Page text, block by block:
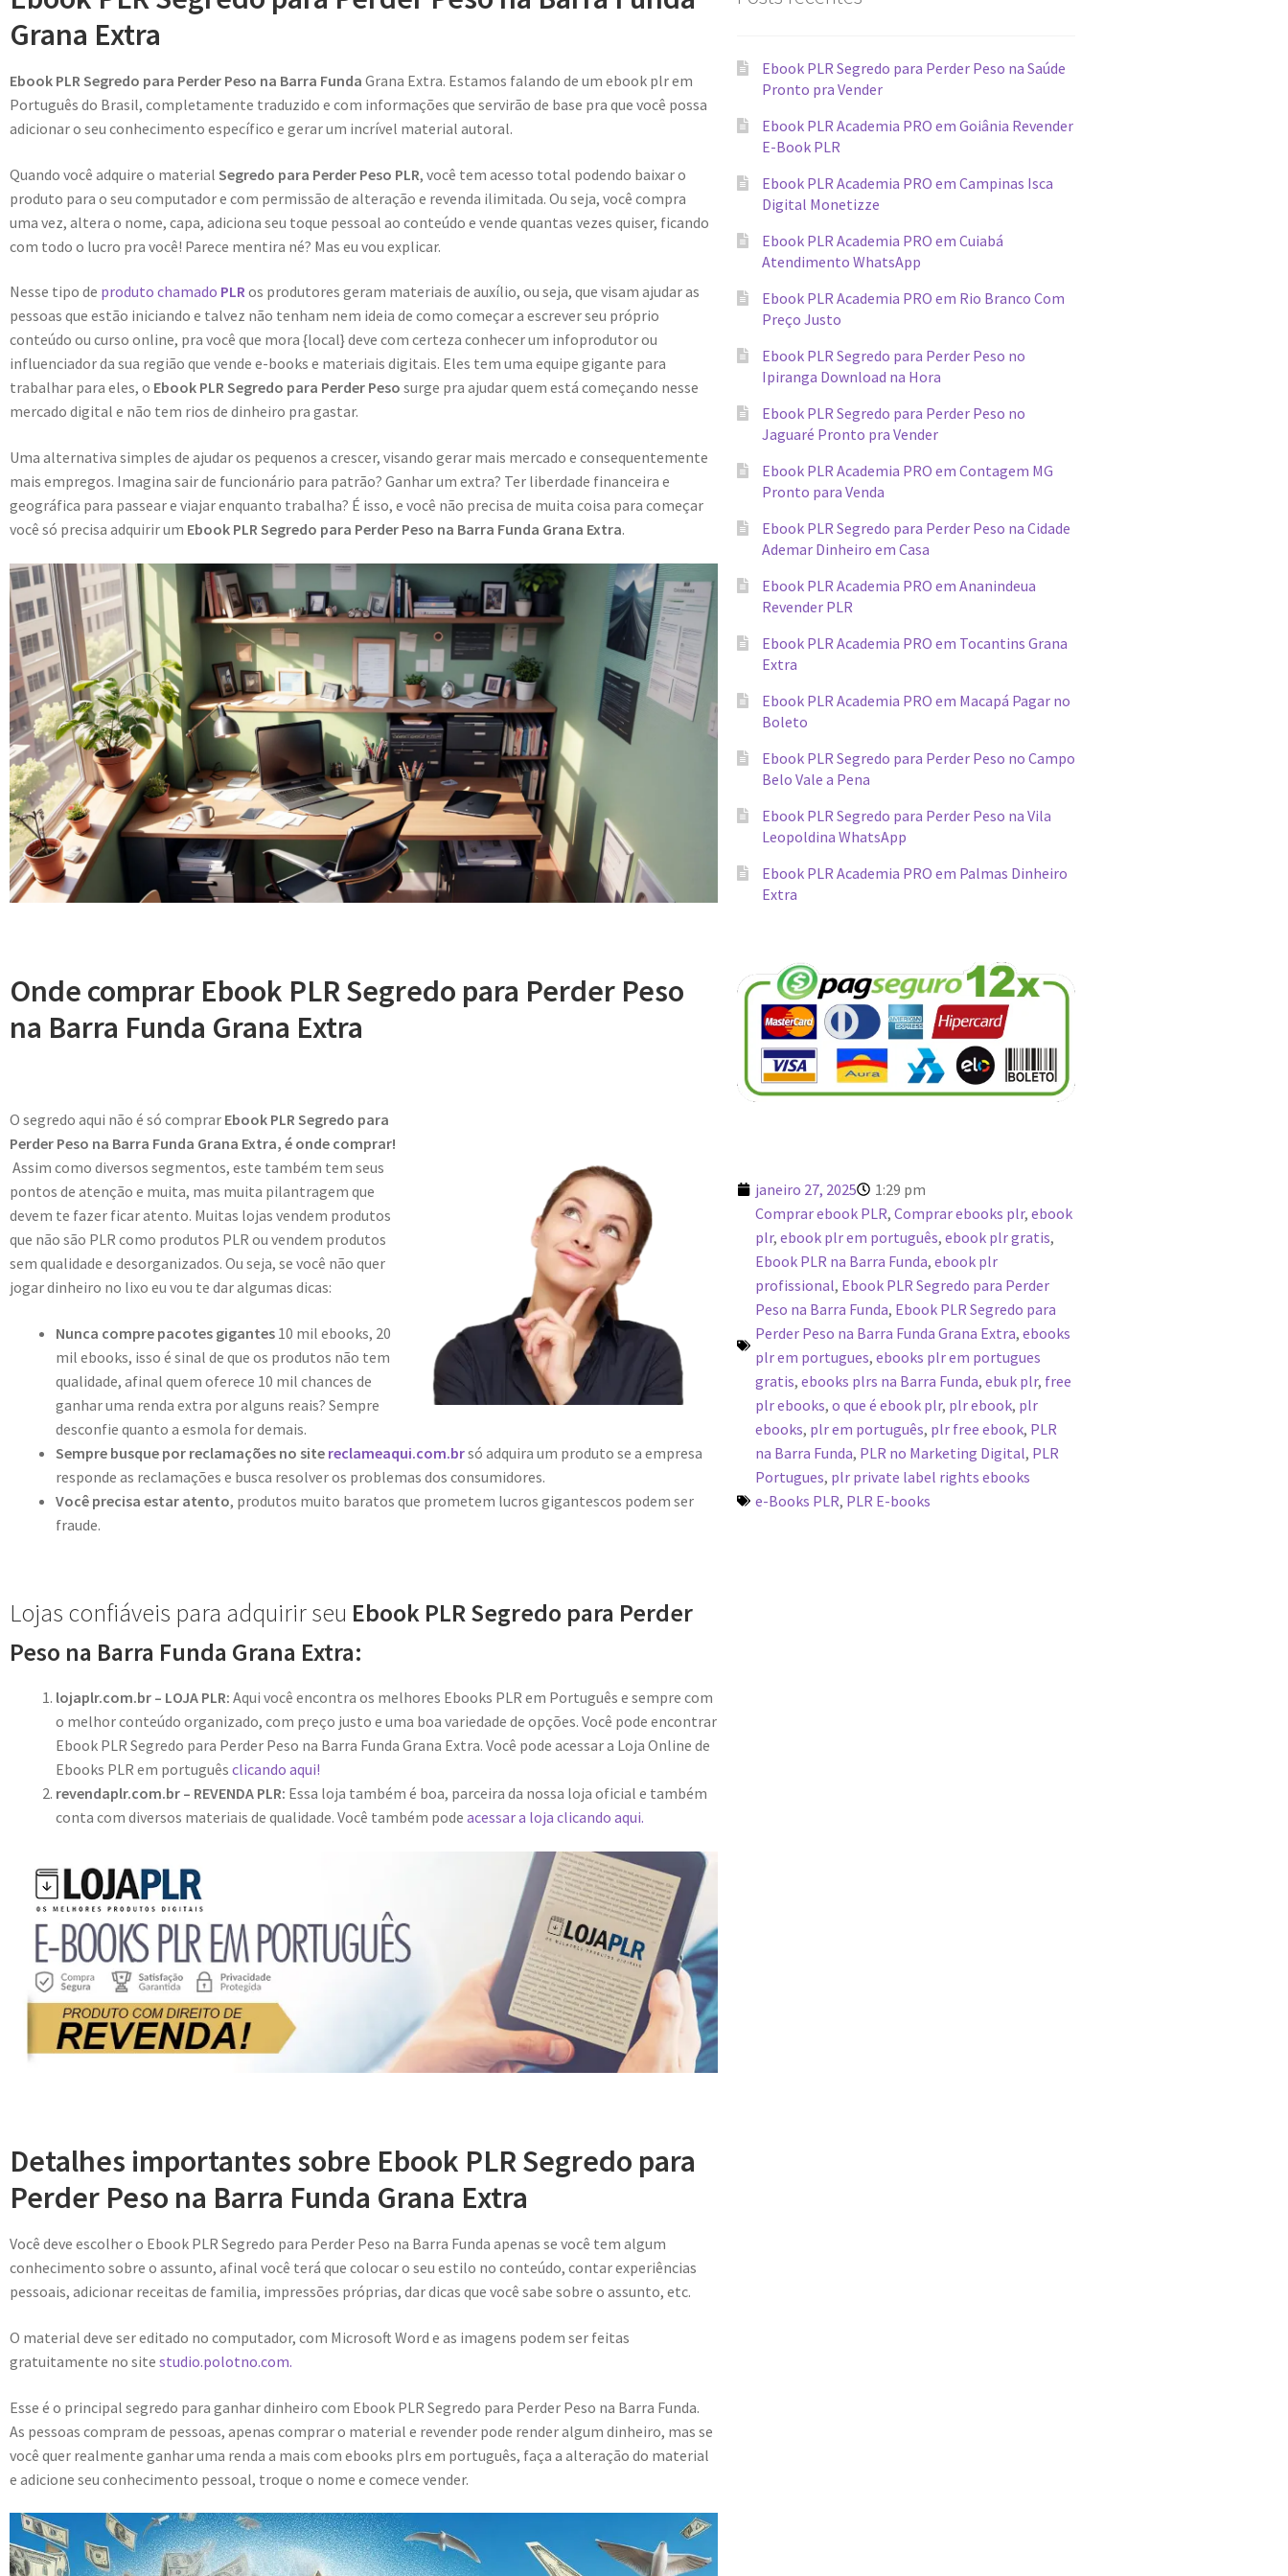
Grana Extra
Ebook PLR Segredo para Perder Peso na Barra Funda Grana Extra. Estamos falando de um ebook plr em
Português do Brasil, completamente traduzido e com informações que servirão de base pra que você possa
adicionar o seu conhecimento específico e gerar um incrível material autoral.
Quando você adquire o material Segredo para Perder Peso PLR, você tem acesso total podendo baixar o
produto para o seu computador e com permissão de alteração e revenda ilimitada. Ou seja, você compra
uma vez, altera o nome, capa, adiciona seu toque pessoal ao conteúdo e vende quantas vezes quiser, ficando
com todo o lucro pra você! Parece mentira né? Mas eu vou explicar.
Nesse tipo de produto chamado PLRos produtores geram materiais de auxílio, ou seja, que visam ajudar as
pessoas que estão iniciando e talvez não tenham nem ideia de como começar a escrever seu próprio
conteúdo ou curso online, pra você que mora {local} deve com certeza conhecer um infoprodutor ou
influenciador da sua região que vende e-books e materiais digitais. Eles tem uma equipe gigante para
trabalhar para eles, o Ebook PLR Segredo para Perder Peso surge pra ajudar quem está começando nesse
mercado digital e não tem rios de dinheiro pra gastar.
Uma alternativa simples de ajudar os pequenos a crescer, visando gerar mais mercado e consequentemente
mais empregos. Imagina sair de funcionário para patrão? Ganhar um extra? Ter liberdade financeira e
geográfica para passear e viajar enquanto trabalha? É isso, e você não precisa de muita coisa para começar
você só precisa adquirir um Ebook PLR Segredo para Perder Peso na Barra Funda Grana Extra.
Onde comprar Ebook PLR Segredo para Perder Peso
na Barra Funda Grana Extra
O segredo aqui não é só comprar Ebook PLR Segredo para
Perder Peso na Barra Funda Grana Extra, é onde comprar!
Assim como diversos segmentos, este também tem seus
pontos de atenção e muita, mas muita pilantragem que
devem te fazer ficar atento. Muitas lojas vendem produtos
que não são PLR como produtos PLR ou vendem produtos
sem qualidade e desorganizados. Ou seja, se você não quer
jogar dinheiro no lixo eu vou te dar algumas dicas:
Nunca compre pacotes gigantes 10 mil ebooks, 20
mil ebooks, isso é sinal de que os produtos não tem
qualidade, afinal quem oferece 10 mil chances de
ganhar uma renda extra por alguns reais? Sempre
desconfie quanto a esmola for demais.
Sempre busque por reclamações no site reclameaqui.com.brsó adquira um produto se a empresa
responde as reclamações e busca resolver os problemas dos consumidores.
Você precisa estar atento, produtos muito baratos que prometem lucros gigantescos podem ser
fraude.
Lojas confiáveis para adquirir seu Ebook PLR Segredo para Perder
Peso na Barra Funda Grana Extra:
lojaplr.com.br – LOJA PLR: Aqui você encontra os melhores Ebooks PLR em Português e sempre com
o melhor conteúdo organizado, com preço justo e uma boa variedade de opções. Você pode encontrar
Ebook PLR Segredo para Perder Peso na Barra Funda Grana Extra. Você pode acessar a Loja Online de
Ebooks PLR em português clicando aqui!
revendaplr.com.br – REVENDA PLR: Essa loja também é boa, parceira da nossa loja oficial e também
conta com diversos materiais de qualidade. Você também pode acessar a loja clicando aqui.
Detalhes importantes sobre Ebook PLR Segredo para
Perder Peso na Barra Funda Grana Extra
Você deve escolher o Ebook PLR Segredo para Perder Peso na Barra Funda apenas se você tem algum
conhecimento sobre o assunto, afinal você terá que colocar o seu estilo no conteúdo, contar experiências
pessoais, adicionar receitas de familia, impressões próprias, dar dicas que você sabe sobre o assunto, etc.
O material deve ser editado no computador, com Microsoft Word e as imagens podem ser feitas
gratuitamente no site studio.polotno.com.
Esse é o principal segredo para ganhar dinheiro com Ebook PLR Segredo para Perder Peso na Barra Funda.
As pessoas compram de pessoas, apenas comprar o material e revender pode render algum dinheiro, mas se
você quer realmente ganhar uma renda a mais com ebooks plrs em português, faça a alteração do material
e adicione seu conhecimento pessoal, troque o nome e comece vender.
Ebook PLR Segredo para Perder Peso na Saúde
Pronto pra Vender
Ebook PLR Academia PRO em Goiânia Revender
E-Book PLR
Ebook PLR Academia PRO em Campinas Isca
Digital Monetizze
Ebook PLR Academia PRO em Cuiabá
Atendimento WhatsApp
Ebook PLR Academia PRO em Rio Branco Com
Preço Justo
Ebook PLR Segredo para Perder Peso no
Ipiranga Download na Hora
Ebook PLR Segredo para Perder Peso no
Jaguaré Pronto pra Vender
Ebook PLR Academia PRO em Contagem MG
Pronto para Venda
Ebook PLR Segredo para Perder Peso na Cidade
Ademar Dinheiro em Casa
Ebook PLR Academia PRO em Ananindeua
Revender PLR
Ebook PLR Academia PRO em Tocantins Grana
Extra
Ebook PLR Academia PRO em Macapá Pagar no
Boleto
Ebook PLR Segredo para Perder Peso no Campo
Belo Vale a Pena
Ebook PLR Segredo para Perder Peso na Vila
Leopoldina WhatsApp
Ebook PLR Academia PRO em Palmas Dinheiro
Extra
janeiro 27, 2025
1:29 pm
Comprar ebook PLR, Comprar ebooks plr, ebook
plr, ebook plr em português, ebook plr gratis,
Ebook PLR na Barra Funda, ebook plr
profissional, Ebook PLR Segredo para Perder
Peso na Barra Funda, Ebook PLR Segredo para
Perder Peso na Barra Funda Grana Extra, ebooks
plr em portugues, ebooks plr em portugues
gratis, ebooks plrs na Barra Funda, ebuk plr, free
plr ebooks, o que é ebook plr, plr ebook, plr
ebooks, plr em português, plr free ebook, PLR
na Barra Funda, PLR no Marketing Digital, PLR
Portugues, plr private label rights ebooks
e-Books PLR, PLR E-books